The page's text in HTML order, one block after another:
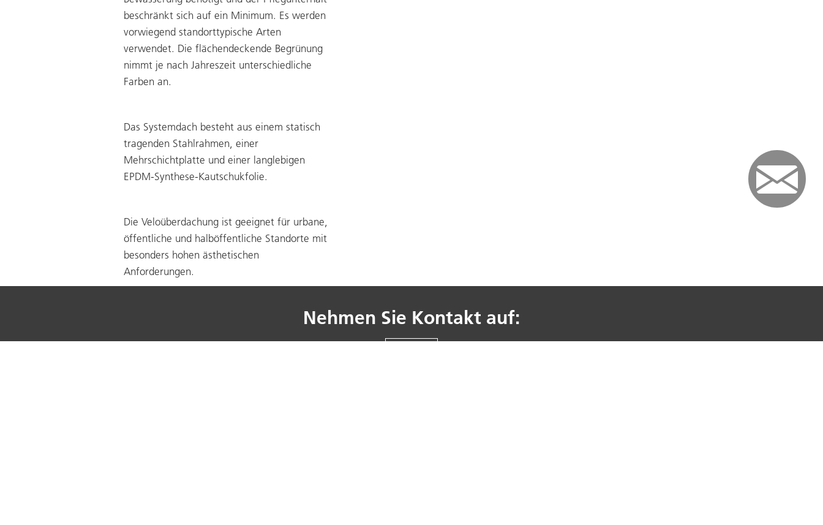
beschränkt sich auf ein Minimum. Es werden
vorwiegend standorttypische Arten
verwendet. Die flächendeckende Begrünung
nimmt je nach Jahreszeit unterschiedliche
Farben an.
Das Systemdach besteht aus einem statisch
tragenden Stahlrahmen, einer
Mehrschichtplatte und einer langlebigen
EPDM-Synthese-Kautschukfolie.
Die Veloüberdachung ist geeignet für urbane,
öffentliche und halböffentliche Standorte mit
besonders hohen ästhetischen
Anforderungen.
Nehmen Sie Kontakt auf: